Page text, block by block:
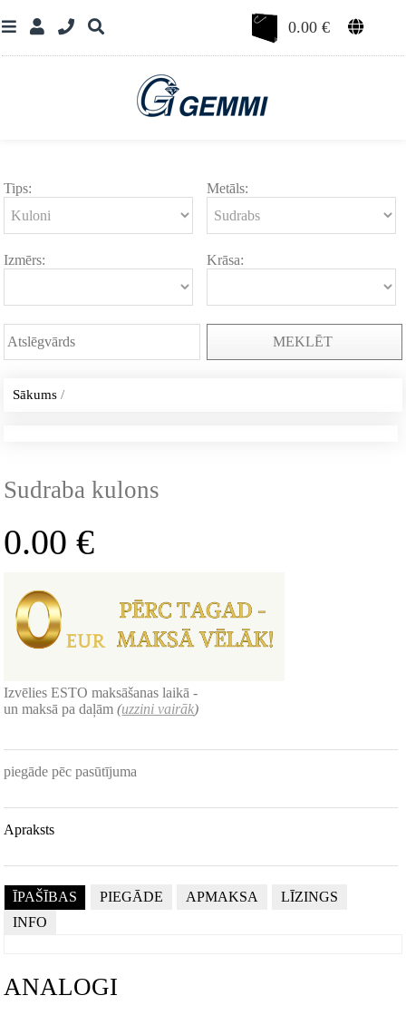
0.00€
Tips: Metāls:
Izmērs: Krāsa:
MEKLĒT
Sākums /
Sudraba kulons
0.00€
Izvēlies ESTO maksāšanas laikā -
un maksā pa daļām(uzzini vairāk)
piegāde pēc pasūtījuma
Apraksts
ĪPAŠĪBAS PIEGĀDE APMAKSA
LĪZINGS
INFO
ANALOGI